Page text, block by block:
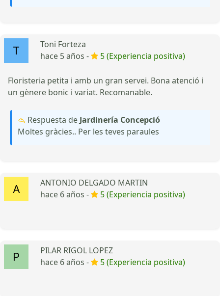
Toni Forteza
hace 5 años -
5 (Experiencia positiva)
Floristeria petita i amb un gran servei. Bona atenció i
un gènere bonic i variat. Recomanable.
Respuesta de Jardinería Concepció
Moltes gràcies.. Per les teves paraules
ANTONIO DELGADO MARTIN
hace 6 años -
5 (Experiencia positiva)
PILAR RIGOL LOPEZ
hace 6 años -
5 (Experiencia positiva)